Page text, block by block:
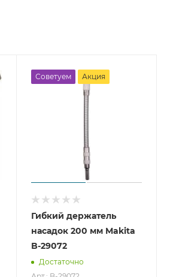
Советуем Акция
Гибкий держатель
насадок 200 мм Makita
B-29072
Достаточно